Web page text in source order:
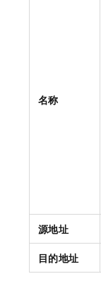
名称
源地址
目的地址